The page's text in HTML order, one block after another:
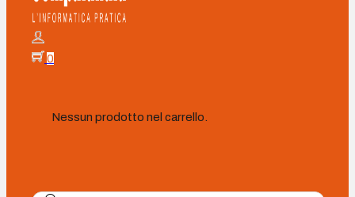
0
Nessun prodotto nel carrello.